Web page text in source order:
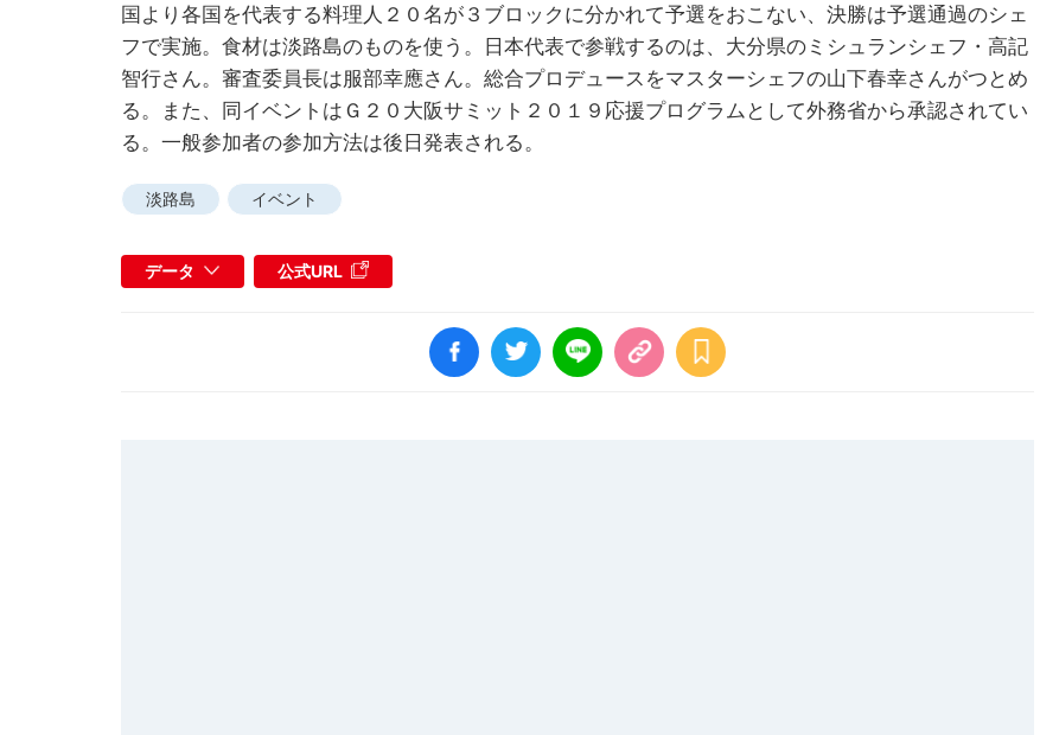
国より各国を代表する料理人２０名が３ブロックに分かれて予選をおこない、決勝は予選通過のシェ
フで実施。食材は淡路島のものを使う。日本代表で参戦するのは、大分県のミシュランシェフ・高記
智行さん。審査委員長は服部幸應さん。総合プロデュースをマスターシェフの山下春幸さんがつとめ
る。また、同イベントはＧ２０大阪サミット２０１９応援プログラムとして外務省から承認されてい
る。一般参加者の参加方法は後日発表される。
淡路島 イベント
データ 公式URL